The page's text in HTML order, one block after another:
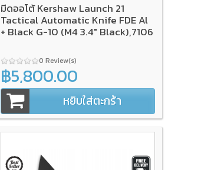
มีดออโต้ Kershaw Launch 21
Tactical Automatic Knife FDE Al
+ Black G-10 (M4 3.4" Black),7106
0 Review(s)
฿5,800.00
หยิบใส่ตะกร้า